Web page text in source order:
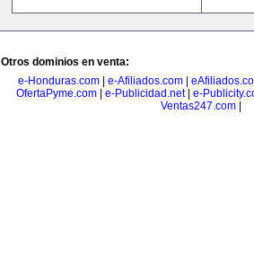
Otros dominios en venta:
e-Honduras.com| e-Afiliados.com|
OfertaPyme.com| e-Publicidad.net| e-
Ventas247.com